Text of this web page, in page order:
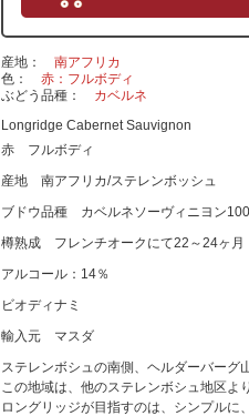
産地
南アフリカ
色
赤：フルボディ
ぶどう品種
カベルネ
Longridge Cabernet Sauvignon
赤 フルボディ
産地 南アフリカ/ステレンボッシュ
ブドウ品種 カベルネソーヴィニヨン
樽熟成 フレンチオークにて22～24ヶ月
アルコール：14％
ビオディナミ
輸入元 マスダ
ステレンボシュの南側、ヘルダーバーグ
この地域は、他のステレンボシュ地区よ
ロングリッジが目指すのは、シンプルに